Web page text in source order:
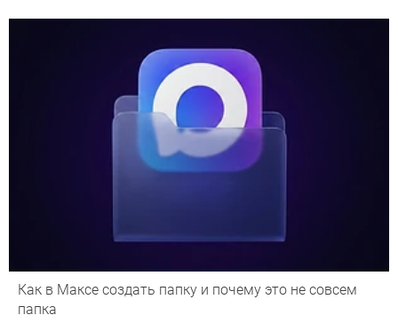
Как в Максе создать папку и почему это не совсем
папка